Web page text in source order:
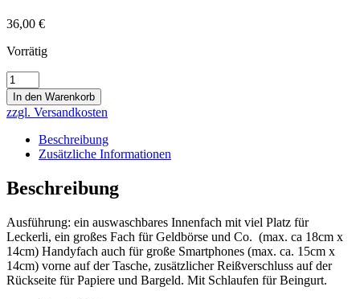
36,00 €
Vorrätig
HIPBAG
Camouflage
RAIN
Hannover
Menge
In den Warenkorb
zzgl. Versandkosten
Beschreibung
Zusätzliche Informationen
Beschreibung
Ausführung: ein auswaschbares Innenfach mit viel Platz für
Leckerli, ein großes Fach für Geldbörse und Co. (max. ca 18cm x
14cm) Handyfach auch für große Smartphones (max. ca. 15cm x
14cm) vorne auf der Tasche, zusätzlicher Reißverschluss auf der
Rückseite für Papiere und Bargeld. Mit Schlaufen für Beingurt.